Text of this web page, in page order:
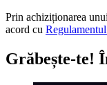
Prin achiziționarea
acord cu
Grăbește-te!